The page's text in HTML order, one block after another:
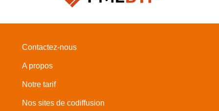
Contactez-nous
A propos
Notre tarif
Nos sites de codiffusion